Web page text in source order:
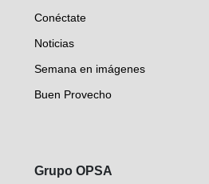
Conéctate
Noticias
Semana en imágenes
Buen Provecho
Grupo OPSA